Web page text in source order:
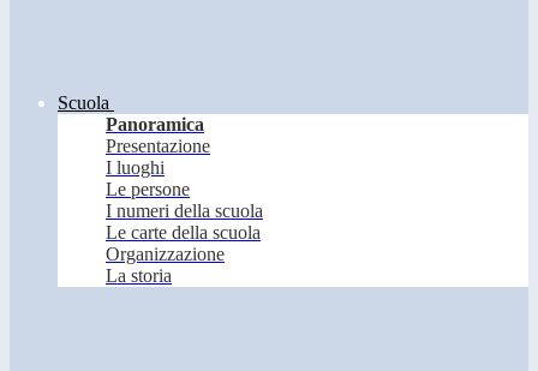
Scuola
Panoramica
Presentazione
I luoghi
Le persone
I numeri della scuola
Le carte della scuola
Organizzazione
La storia